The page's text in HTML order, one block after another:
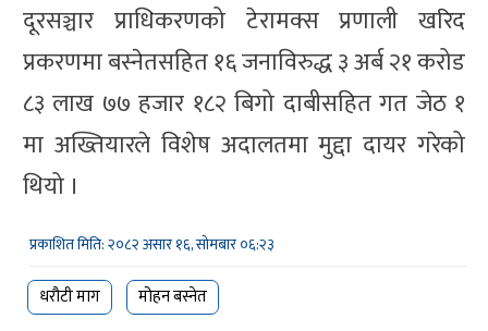
दूरसञ्चार प्राधिकरणको टेरामक्स प्रणाली खरिद
प्रकरणमा बस्नेतसहित १६ जनाविरुद्ध ३ अर्ब २१ करोड
८३ लाख ७७ हजार १८२ बिगो दाबीसहित गत जेठ १
मा अख्तियारले विशेष अदालतमा मुद्दा दायर गरेको
थियो ।
प्रकाशित मिति: २०८२ असार १६, सोमबार ०६:२३
धरौटी माग मोहन बस्नेत